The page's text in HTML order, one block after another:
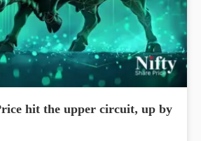
hit the upper circuit, up by